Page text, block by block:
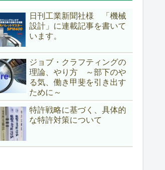
日刊工業新聞社様 「機械
設計」に連載記事を書いて
います。
ジョブ・クラフティングの
理論、やり方 ～部下のや
る気、働き甲斐を引き出す
ために～
特許戦略に基づく、具体的
な特許対策について